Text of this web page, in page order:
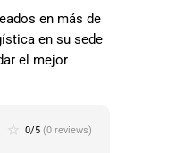
en más de
en su sede
el mejor
star_border 0/5 (0 reviews)